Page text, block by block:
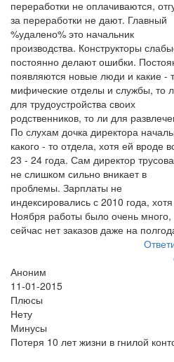
переработки не оплачиваются,
за переработки не дают. Главный
%удалено% это начальник
производства. Конструкторы
постоянно делают ошибки.
появляются новые люди и какие -
мифические отделы и службы, то
для трудоустройства своих
родственников, то ли для
По слухам дочка директора
какого - то отдела, хотя ей вроде
23 - 24 года. Сам директор
не слишком сильно вникает в
проблемы. Зарплаты не
индексировались с 2010 года,
Ноября работы было очень много,
сейчас нет заказов даже на
Аноним
11-01-2015
Плюсы
Нету
Минусы
Потеря 10 лет жизни в гнилой